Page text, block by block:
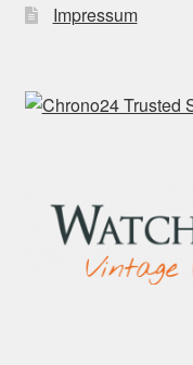
Impressum